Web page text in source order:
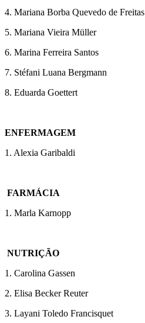
4. Mariana Borba Quevedo de Freitas
5. Mariana Vieira Müller
6. Marina Ferreira Santos
7. Stéfani Luana Bergmann
8. Eduarda Goettert
ENFERMAGEM
1. Alexia Garibaldi
FARMÁCIA
1. Marla Karnopp
NUTRIÇÃO
1. Carolina Gassen
2. Elisa Becker Reuter
3. Layani Toledo Francisquet